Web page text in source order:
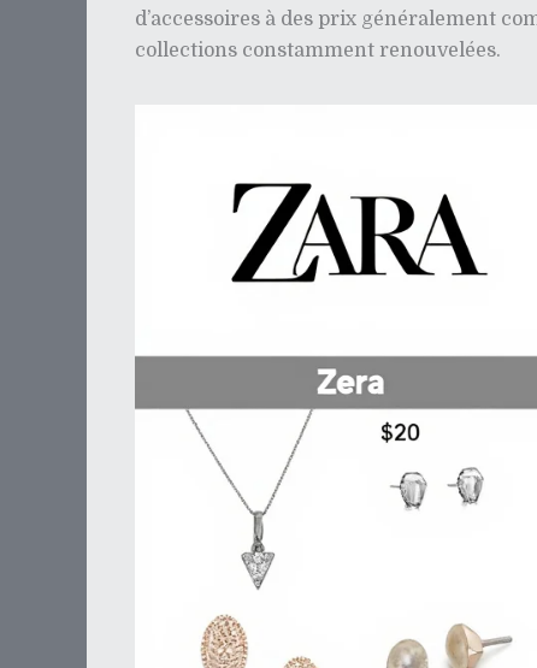
d’accessoires à des prix généralement
collections constamment renouvelées.